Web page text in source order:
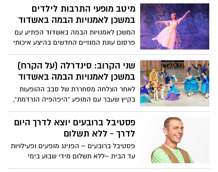
מיטב מופעי התרבות לילדים
במשכן לאמנויות הבמה באשדוד
המשכן לאמנויות הבמה באשדוד הפתיע עם
פרסום עונת המנויים החדשים בהיצע איכותי
ומפתיע לילדיכם בעונת המנויים החדשה: טריו
הצגות ילדים- הצגות איכות של תיאטרון
אורנה פורת, עונה חדשה לאנדלוסית לילדים
(פרטים בהמשך) והפקות מיוחדות ומפתיעות!
שני הקרוב: סינדרלה (על הקרח)
במשכן לאמנויות הבמה באשדוד
לאחר הצלחה מסחררת של סבב ההופעות
בקיץ שעבר עם המופע "היפהפיה הנרדמת",
חוזר לישראל התאטרון עם מופע חדש ומרהיב
– הבלט "סינדרלה" עפ"י האגדה המפורסמת
של שארל פרו ומגיע היישר לבמת המשכן
לאמנויות הבמה באשדוד ביום שני הקרוב
בשעה 17:00. אל תפספסו!
פסטיבל ברובעים יוצא לדרך היום
לדרך - ללא תשלום
פסטיבל ברובעים – הפנינג מופעים ופעילויות
עד הבית –ללא תשלום מידי שבוע בימי
ראשון, שני, שלישי ורביעי. והיום בשעה 18:00